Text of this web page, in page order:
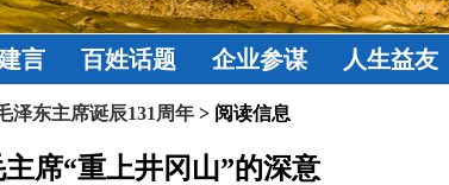
言 百姓话题 企业参谋 人生益友
泽东主席诞辰131周年 > 阅读信息
席“重上井冈山”的深意